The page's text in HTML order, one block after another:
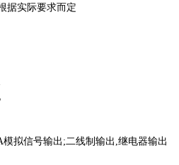
据实际要求而定
模拟信号输出 ;二线制输出 ,继电器输出